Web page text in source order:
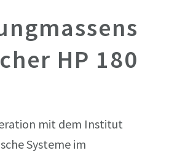
HP 180
mit dem Institut
Systeme im